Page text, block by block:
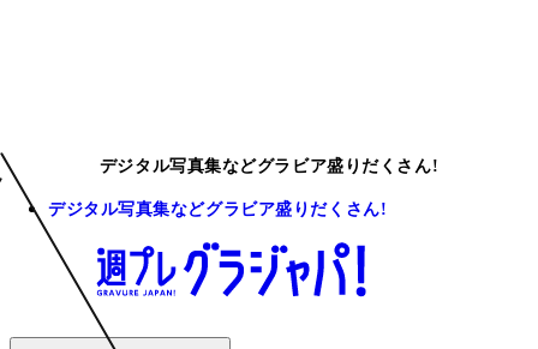
デジタル写真集などグラビア盛りだくさん!
デジタル写真集などグラビア盛りだくさん!